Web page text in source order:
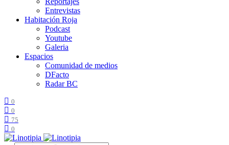
Entrevistas
Habitación Roja
Podcast
Youtube
Galeria
Espacios
Comunidad de medios
DFacto
Radar BC
0
0
75
0